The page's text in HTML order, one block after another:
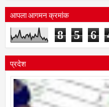
आपला आगमन क्रमांक
8 5 6
प्रदेश